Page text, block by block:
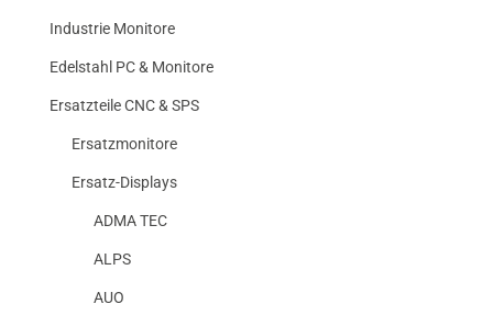
Industrie Monitore
Edelstahl PC & Monitore
Ersatzteile CNC & SPS
Ersatzmonitore
Ersatz-Displays
ADMA TEC
ALPS
AUO